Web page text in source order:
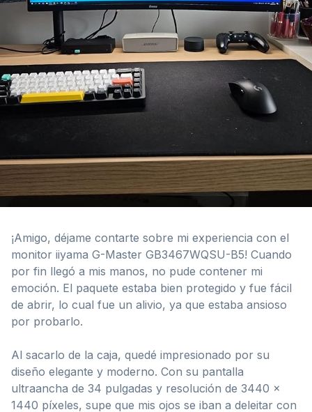
¡Amigo, déjame contarte sobre mi experiencia con el
monitor iiyama G-Master GB3467WQSU-B5! Cuando
por fin llegó a mis manos, no pude contener mi
emoción. El paquete estaba bien protegido y fue fácil
de abrir, lo cual fue un alivio, ya que estaba ansioso
por probarlo.
Al sacarlo de la caja, quedé impresionado por su
diseño elegante y moderno. Con su pantalla
ultraancha de 34 pulgadas y resolución de 3440 x
1440 píxeles, supe que mis ojos se iban a deleitar con